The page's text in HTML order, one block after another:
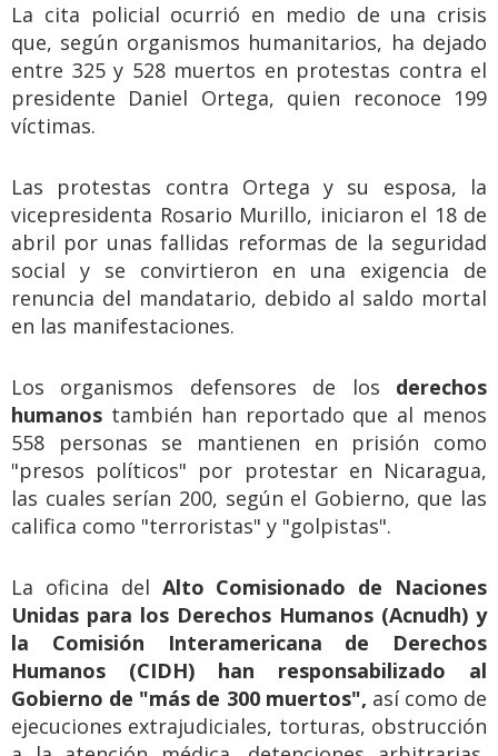
La cita policial ocurrió en medio de una crisis
que, según organismos humanitarios, ha dejado
entre 325 y 528 muertos en protestas contra el
presidente Daniel Ortega, quien reconoce 199
víctimas.
Las protestas contra Ortega y su esposa, la
vicepresidenta Rosario Murillo, iniciaron el 18 de
abril por unas fallidas reformas de la seguridad
social y se convirtieron en una exigencia de
renuncia del mandatario, debido al saldo mortal
en las manifestaciones.
Los organismos defensores de los derechos
humanos también han reportado que al menos
558 personas se mantienen en prisión como
"presos políticos" por protestar en Nicaragua,
las cuales serían 200, según el Gobierno, que las
califica como "terroristas" y "golpistas".
La oficina del Alto Comisionado de Naciones
Unidas para los Derechos Humanos (Acnudh) y
la Comisión Interamericana de Derechos
Humanos (CIDH) han responsabilizado al
Gobierno de "más de 300 muertos", así como de
ejecuciones extrajudiciales, torturas, obstrucción